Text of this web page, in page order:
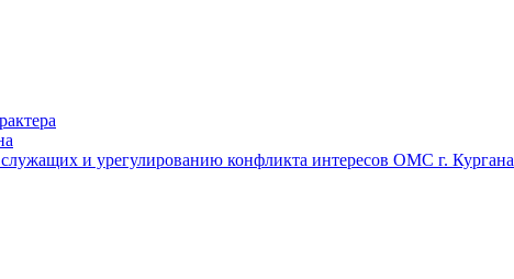
и урегулированию конфликта интересов ОМС г. Кургана